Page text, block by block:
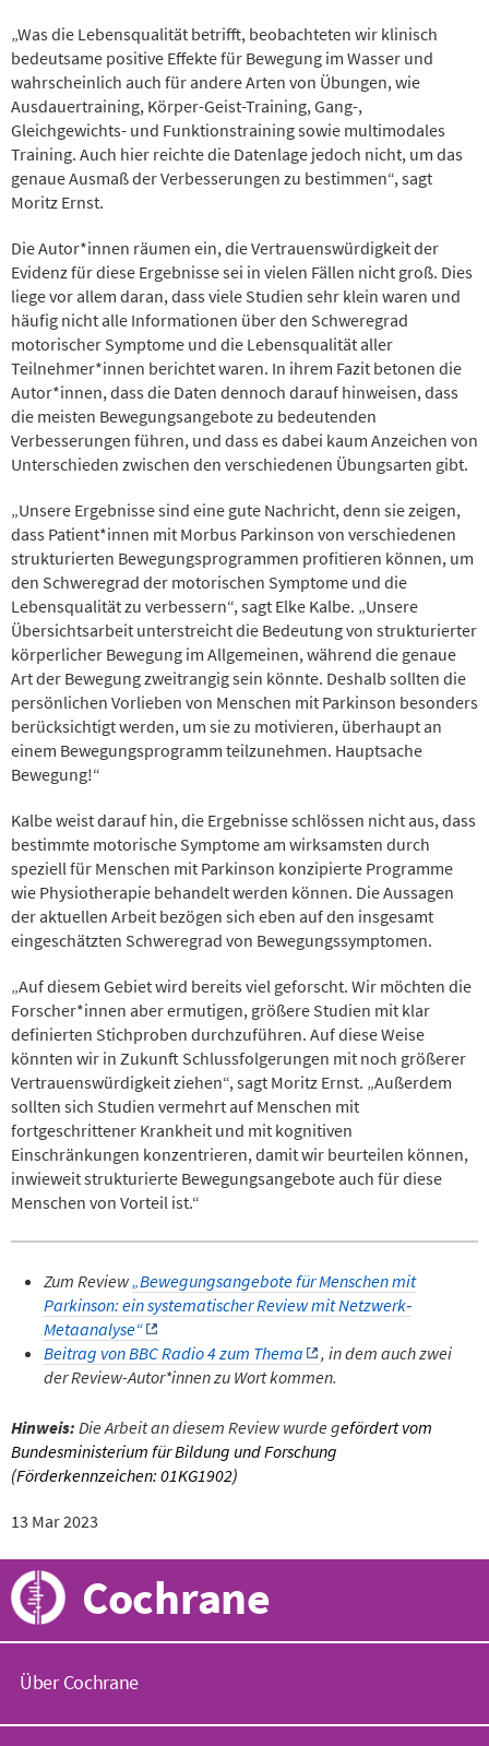
„Was die Lebensqualität betrifft, beobachteten wir klinisch
bedeutsame positive Effekte für Bewegung im Wasser und
wahrscheinlich auch für andere Arten von Übungen, wie
Ausdauertraining, Körper-Geist-Training, Gang-,
Gleichgewichts- und Funktionstraining sowie multimodales
Training. Auch hier reichte die Datenlage jedoch nicht, um das
genaue Ausmaß der Verbesserungen zu bestimmen“, sagt
Moritz Ernst.
Die Autor*innen räumen ein, die Vertrauenswürdigkeit der
Evidenz für diese Ergebnisse sei in vielen Fällen nicht groß. Dies
liege vor allem daran, dass viele Studien sehr klein waren und
häufig nicht alle Informationen über den Schweregrad
motorischer Symptome und die Lebensqualität aller
Teilnehmer*innen berichtet waren. In ihrem Fazit betonen die
Autor*innen, dass die Daten dennoch darauf hinweisen, dass
die meisten Bewegungsangebote zu bedeutenden
Verbesserungen führen, und dass es dabei kaum Anzeichen von
Unterschieden zwischen den verschiedenen Übungsarten gibt.
„Unsere Ergebnisse sind eine gute Nachricht, denn sie zeigen,
dass Patient*innen mit Morbus Parkinson von verschiedenen
strukturierten Bewegungsprogrammen profitieren können, um
den Schweregrad der motorischen Symptome und die
Lebensqualität zu verbessern“, sagt Elke Kalbe. „Unsere
Übersichtsarbeit unterstreicht die Bedeutung von strukturierter
körperlicher Bewegung im Allgemeinen, während die genaue
Art der Bewegung zweitrangig sein könnte. Deshalb sollten die
persönlichen Vorlieben von Menschen mit Parkinson besonders
berücksichtigt werden, um sie zu motivieren, überhaupt an
einem Bewegungsprogramm teilzunehmen. Hauptsache
Bewegung!“
Kalbe weist darauf hin, die Ergebnisse schlössen nicht aus, dass
bestimmte motorische Symptome am wirksamsten durch
speziell für Menschen mit Parkinson konzipierte Programme
wie Physiotherapie behandelt werden können. Die Aussagen
der aktuellen Arbeit bezögen sich eben auf den insgesamt
eingeschätzten Schweregrad von Bewegungssymptomen.
„Auf diesem Gebiet wird bereits viel geforscht. Wir möchten die
Forscher*innen aber ermutigen, größere Studien mit klar
definierten Stichproben durchzuführen. Auf diese Weise
könnten wir in Zukunft Schlussfolgerungen mit noch größerer
Vertrauenswürdigkeit ziehen“, sagt Moritz Ernst. „Außerdem
sollten sich Studien vermehrt auf Menschen mit
fortgeschrittener Krankheit und mit kognitiven
Einschränkungen konzentrieren, damit wir beurteilen können,
inwieweit strukturierte Bewegungsangebote auch für diese
Menschen von Vorteil ist.“
Zum Review„Bewegungsangebote für Menschen mit
Parkinson: ein systematischer Review mit Netzwerk‐
Metaanalyse“
Beitrag von BBC Radio 4 zum Thema
, in dem auch zwei
der Review-Autor*innen zu Wort kommen.
Hinweis: Die Arbeit an diesem Review wurde gefördert vom
Bundesministerium für Bildung und Forschung
(Förderkennzeichen: 01KG1902)
13 Mar 2023
Cochrane
Über Cochrane